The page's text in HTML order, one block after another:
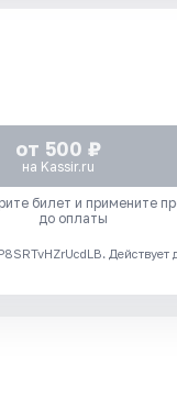
от 500 ₽
на Kassir.ru
билет и примените
до оплаты
Действует